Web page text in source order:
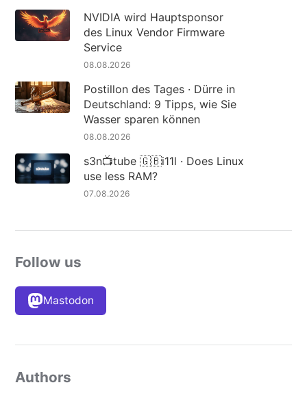
NVIDIA wird Hauptsponsor
des Linux Vendor Firmware
Service
08.08.2026
Postillon des Tages · Dürre in
Deutschland: 9 Tipps, wie Sie
Wasser sparen können
08.08.2026
s3n📺tube 🇬🇧i11l · Does Linux
use less RAM?
07.08.2026
Follow us
Mastodon
Authors